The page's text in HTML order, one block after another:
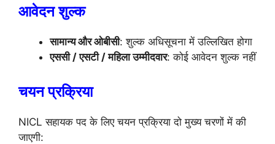
आवेदन शुल्क
सामान्य और ओबीसी: शुल्क अधिसूचना में उल्लिखित होगा
एससी / एसटी / महिला उम्मीदवार: कोई आवेदन शुल्क नहीं
चयन प्रक्रिया
NICL सहायक पद के लिए चयन प्रक्रिया दो मुख्य चरणों में की
जाएगी: